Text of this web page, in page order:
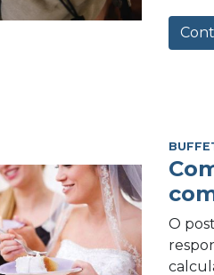
O